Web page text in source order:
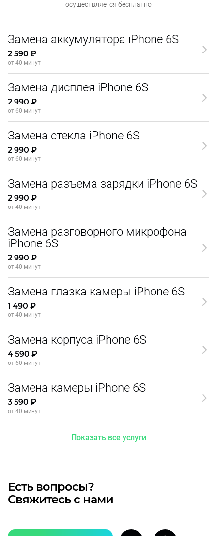
осуществляется бесплатно
Замена аккумулятора iPhone 6S
2 590 ₽
от 40 минут
Замена дисплея iPhone 6S
2 990 ₽
от 60 минут
Замена стекла iPhone 6S
2 990 ₽
от 60 минут
Замена разъема зарядки iPhone 6S
2 990 ₽
от 40 минут
Замена разговорного микрофона
iPhone 6S
2 990 ₽
от 40 минут
Замена глазка камеры iPhone 6S
1 490 ₽
от 40 минут
Замена корпуса iPhone 6S
4 590 ₽
от 60 минут
Замена камеры iPhone 6S
3 590 ₽
от 40 минут
Показать все услуги
Есть вопросы?
Свяжитесь с нами